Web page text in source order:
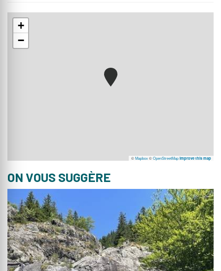
+
−
©Mapbox©OpenStreetMap Improve this map
ON VOUS SUGGÈRE